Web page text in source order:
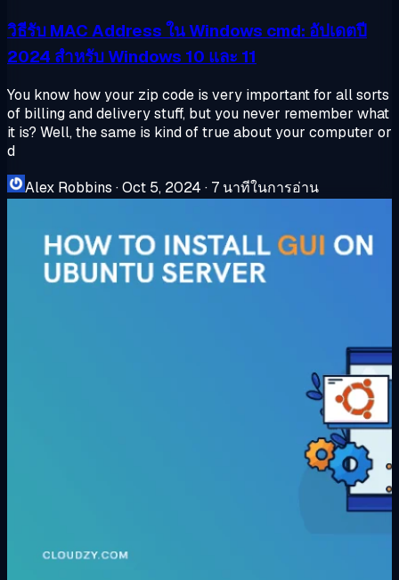
วิธีรับ MAC Address ใน Windows cmd: อัปเดตปี
2024 สำหรับ Windows 10 และ 11
You know how your zip code is very important for all sorts
of billing and delivery stuff, but you never remember what
it is? Well, the same is kind of true about your computer or
d
Alex Robbins ·Oct 5, 2024 · 7 นาทีในการอ่าน